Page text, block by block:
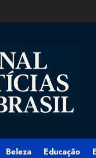
Beleza Educação